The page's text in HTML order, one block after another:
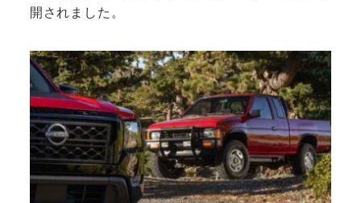
開されました。